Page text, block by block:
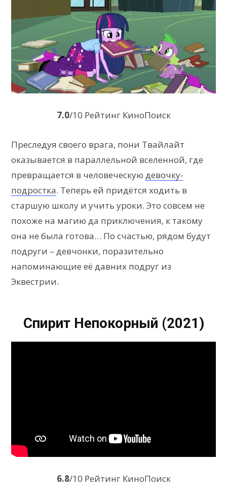
7.0/10 Рейтинг КиноПоиск
Преследуя своего врага, пони Твайлайт
оказывается в параллельной вселенной, где
превращается в человеческую девочку-
подростка. Теперь ей придётся ходить в
старшую школу и учить уроки. Это совсем не
похоже на магию да приключения, к такому
она не была готова… По счастью, рядом будут
подруги – девчонки, поразительно
напоминающие её давних подруг из
Эквестрии.
Спирит Непокорный (2021)
6.8/10 Рейтинг КиноПоиск